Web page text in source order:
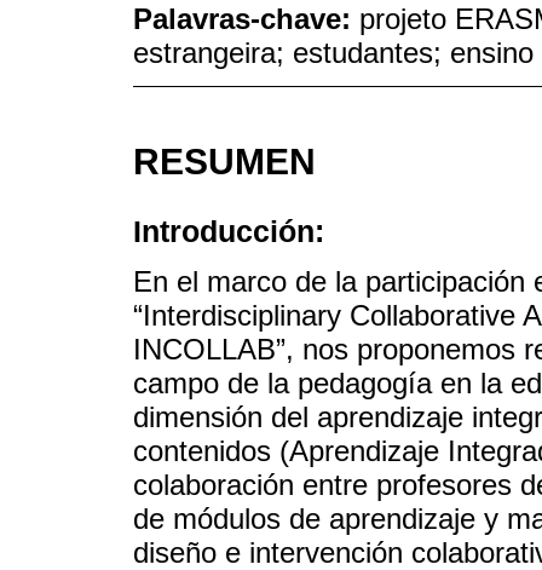
Palavras-chave: projeto
estrangeira; estudantes; ensino
RESUMEN
Introducción:
En el marco de la
“Interdisciplinary Collaborative
INCOLLAB”, nos proponemos
campo de la pedagogía en la
dimensión del aprendizaje
contenidos (Aprendizaje
colaboración entre profesores
de módulos de aprendizaje y
diseño e intervención